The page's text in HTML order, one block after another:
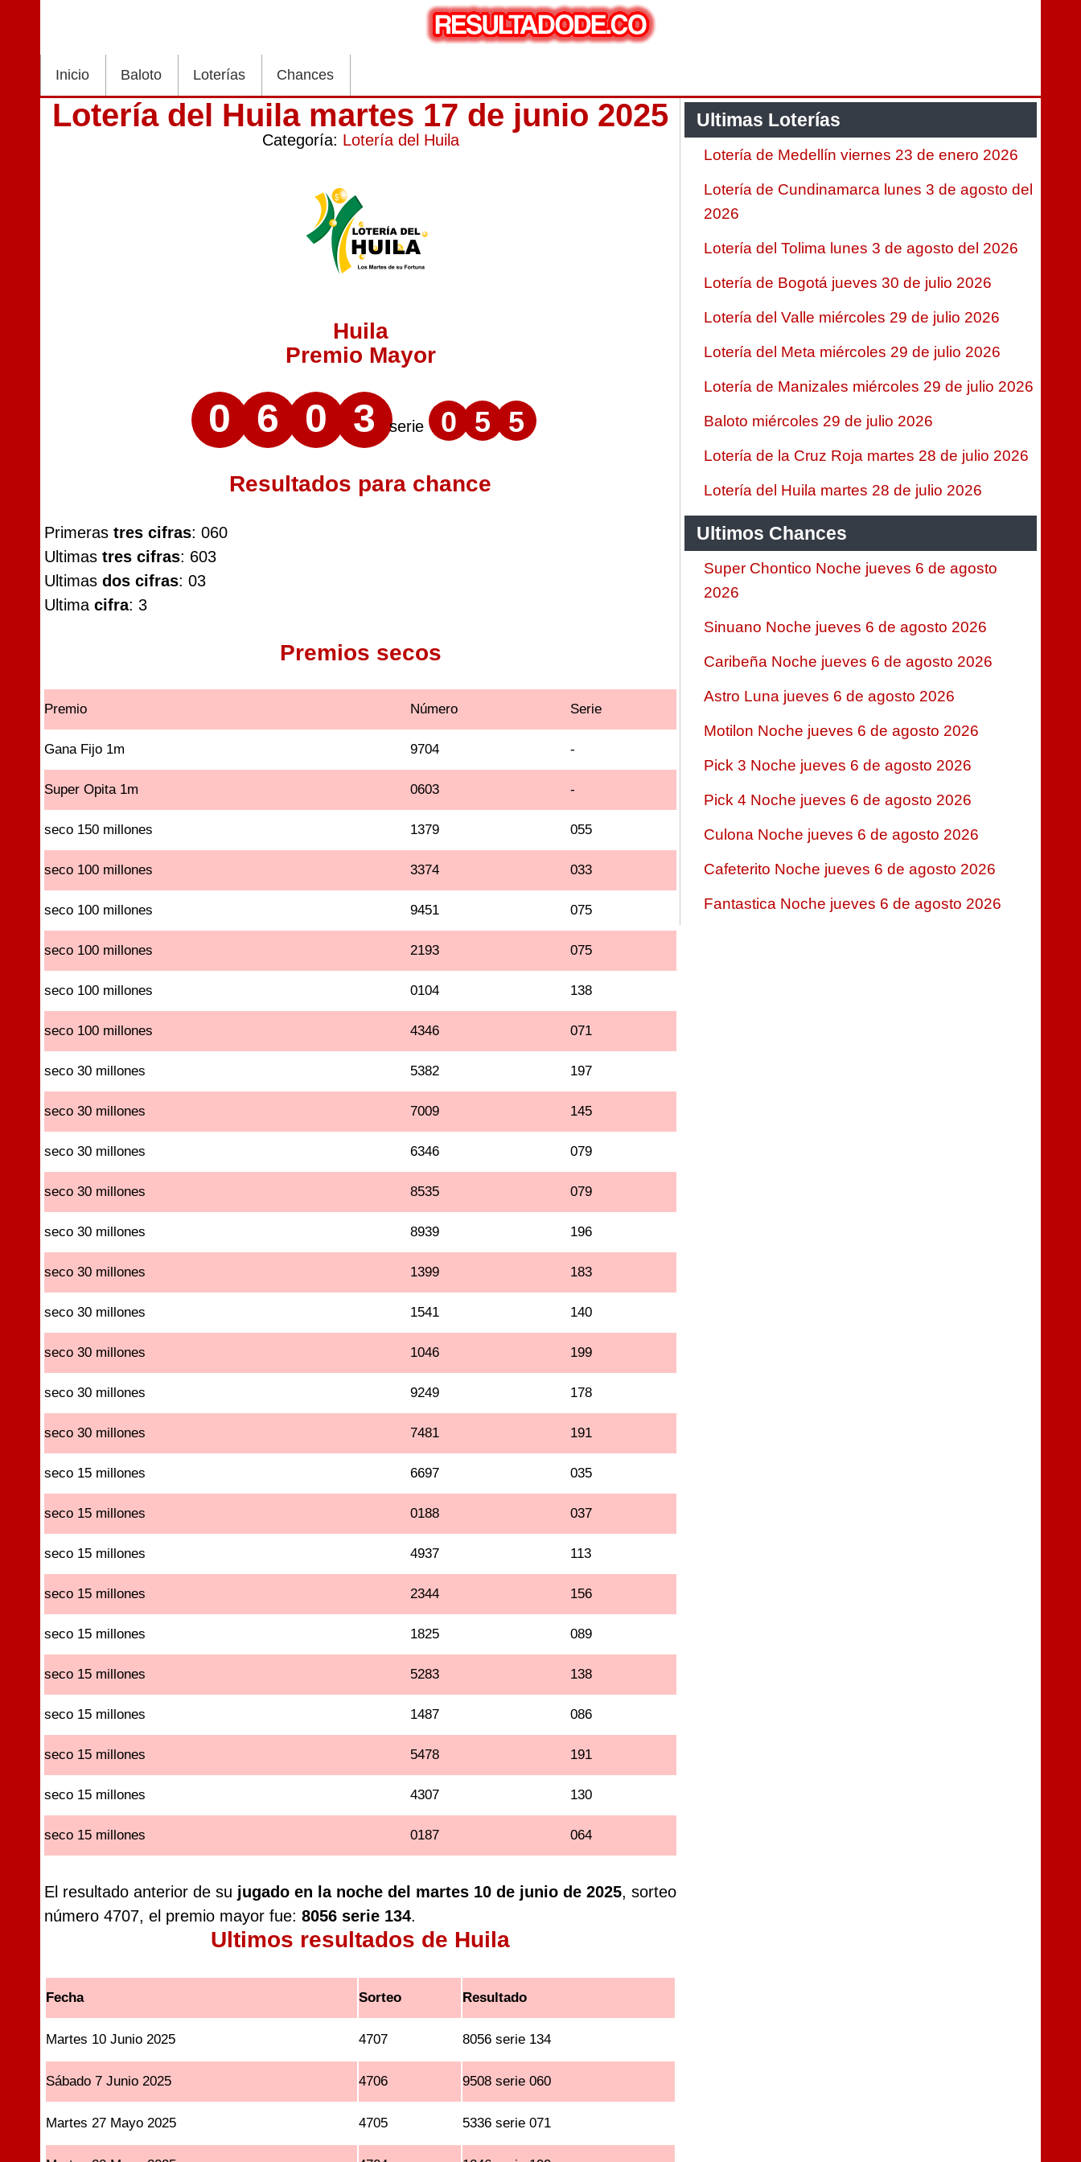
Inicio Baloto Loterías Chances
Lotería del Huila martes 17 de junio 2025
Categoría: Lotería del Huila
Huila
Premio Mayor
0 6 0 3 serie 0 5 5
Resultados para chance
Primeras tres cifras: 060
Ultimas tres cifras: 603
Ultimas dos cifras: 03
Ultima cifra: 3
Premios secos
Premio Número Serie
Gana Fijo 1m 9704 -
Super Opita 1m 0603 -
seco 150 millones 1379 055
seco 100 millones 3374 033
seco 100 millones 9451 075
seco 100 millones 2193 075
seco 100 millones 0104 138
seco 100 millones 4346 071
seco 30 millones 5382 197
seco 30 millones 7009 145
seco 30 millones 6346 079
seco 30 millones 8535 079
seco 30 millones 8939 196
seco 30 millones 1399 183
seco 30 millones 1541 140
seco 30 millones 1046 199
seco 30 millones 9249 178
seco 30 millones 7481 191
seco 15 millones 6697 035
seco 15 millones 0188 037
seco 15 millones 4937 113
seco 15 millones 2344 156
seco 15 millones 1825 089
seco 15 millones 5283 138
seco 15 millones 1487 086
seco 15 millones 5478 191
seco 15 millones 4307 130
seco 15 millones 0187 064
El resultado anterior de su jugado en la noche del martes 10 de junio de 2025, sorteo
número 4707, el premio mayor fue: 8056 serie 134.
Ultimos resultados de Huila
Fecha Sorteo Resultado
Martes 10 Junio 2025 4707 8056 serie 134
Sábado 7 Junio 2025 4706 9508 serie 060
Martes 27 Mayo 2025 4705 5336 serie 071
Ultimas Loterías
Lotería de Medellín viernes 23 de enero 2026
Lotería de Cundinamarca lunes 3 de agosto del
2026
Lotería del Tolima lunes 3 de agosto del 2026
Lotería de Bogotá jueves 30 de julio 2026
Lotería del Valle miércoles 29 de julio 2026
Lotería del Meta miércoles 29 de julio 2026
Lotería de Manizales miércoles 29 de julio 2026
Baloto miércoles 29 de julio 2026
Lotería de la Cruz Roja martes 28 de julio 2026
Lotería del Huila martes 28 de julio 2026
Ultimos Chances
Super Chontico Noche jueves 6 de agosto
2026
Sinuano Noche jueves 6 de agosto 2026
Caribeña Noche jueves 6 de agosto 2026
Astro Luna jueves 6 de agosto 2026
Motilon Noche jueves 6 de agosto 2026
Pick 3 Noche jueves 6 de agosto 2026
Pick 4 Noche jueves 6 de agosto 2026
Culona Noche jueves 6 de agosto 2026
Cafeterito Noche jueves 6 de agosto 2026
Fantastica Noche jueves 6 de agosto 2026